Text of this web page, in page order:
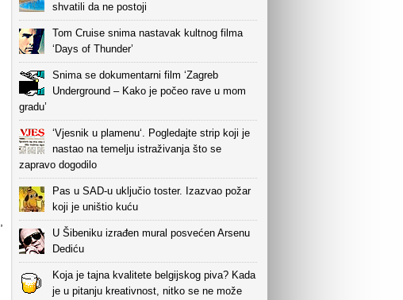
shvatili da ne postoji
Tom Cruise snima nastavak kultnog filma
‘Days of Thunder’
Snima se dokumentarni film ‘Zagreb
Underground – Kako je počeo rave u mom
gradu’
‘Vjesnik u plamenu‘. Pogledajte strip koji je
nastao na temelju istraživanja što se
zapravo dogodilo
Pas u SAD-u uključio toster. Izazvao požar
koji je uništio kuću
U Šibeniku izrađen mural posvećen Arsenu
Dediću
Koja je tajna kvalitete belgijskog piva? Kada
je u pitanju kreativnost, nitko se ne može